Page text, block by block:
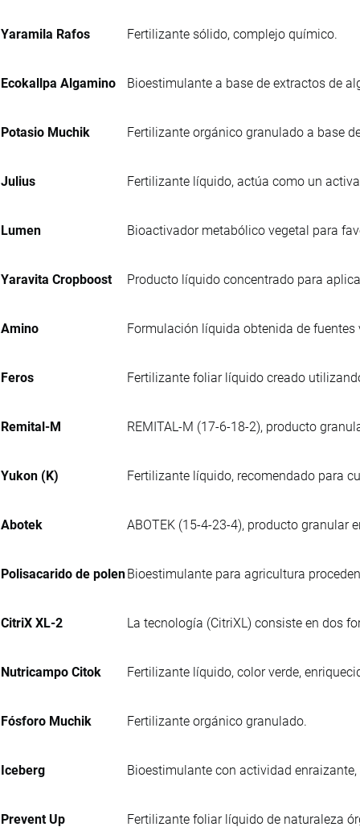
Yaramila Rafos Fertilizante sólido, complejo químico.
Ecokallpa Algamino Bioestimulante a base de extractos de
Potasio Muchik Fertilizante orgánico granulado a base
Julius Fertilizante líquido, actúa como un
Lumen Bioactivador metabólico vegetal para
Yaravita Cropboost Producto líquido concentrado para
Amino Formulación líquida obtenida de fuentes
Feros Fertilizante foliar líquido creado
Remital-M REMITAL-M (17-6-18-2), producto
Yukon (K) Fertilizante líquido, recomendado para
Abotek ABOTEK (15-4-23-4), producto granular
Polisacarido de polenBioestimulante para agricultura
CitriX XL-2 La tecnología (CitriXL) consiste en dos
Nutricampo Citok Fertilizante líquido, color verde,
Fósforo Muchik Fertilizante orgánico granulado.
Iceberg Bioestimulante con actividad
Prevent Up Fertilizante foliar líquido de naturaleza